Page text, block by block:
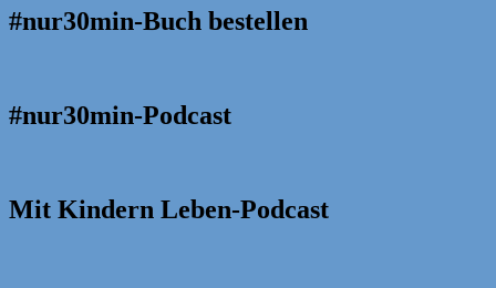
#nur30min-Buch bestellen
#nur30min-Podcast
Mit Kindern Leben-Podcast